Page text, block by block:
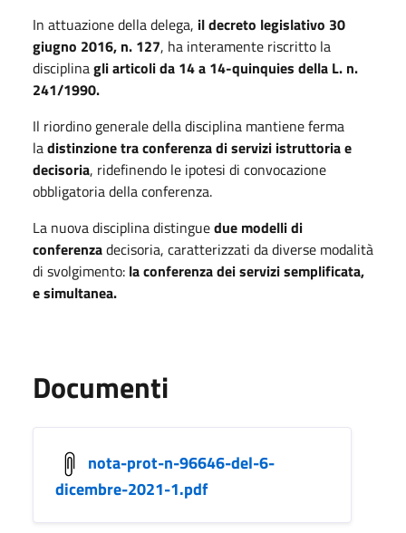
In attuazione della delega, il decreto legislativo 30
giugno 2016, n. 127, ha interamente riscritto la
disciplinagli articoli da 14 a 14-quinquies della L. n.
241/1990.
Il riordino generale della disciplina mantiene ferma
ladistinzione tra conferenza di servizi istruttoria e
decisoria, ridefinendo le ipotesi di convocazione
obbligatoria della conferenza.
La nuova disciplina distinguedue modelli di
conferenzadecisoria, caratterizzati da diverse modalità
di svolgimento: la conferenza dei servizi semplificata,
e simultanea.
Documenti
nota-prot-n-96646-del-6-
dicembre-2021-1.pdf